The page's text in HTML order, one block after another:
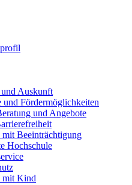
Auskunft
und Fördermöglichkeiten
und Angebote
mit Beeinträchtigung
Hochschule
mit Kind